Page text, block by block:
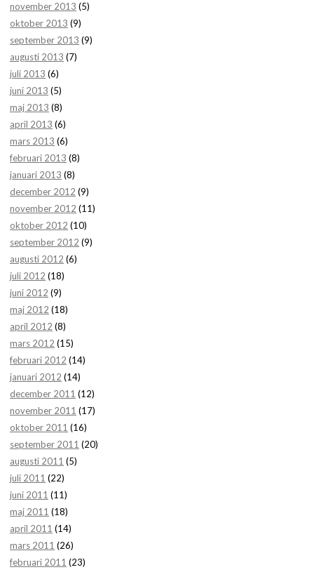
november 2013 (5)
oktober 2013 (9)
september 2013 (9)
augusti 2013 (7)
juli 2013 (6)
juni 2013 (5)
maj 2013 (8)
april 2013 (6)
mars 2013 (6)
februari 2013 (8)
januari 2013 (8)
december 2012 (9)
november 2012 (11)
oktober 2012 (10)
september 2012 (9)
augusti 2012 (6)
juli 2012 (18)
juni 2012 (9)
maj 2012 (18)
april 2012 (8)
mars 2012 (15)
februari 2012 (14)
januari 2012 (14)
december 2011 (12)
november 2011 (17)
oktober 2011 (16)
september 2011 (20)
augusti 2011 (5)
juli 2011 (22)
juni 2011 (11)
maj 2011 (18)
april 2011 (14)
mars 2011 (26)
februari 2011 (23)